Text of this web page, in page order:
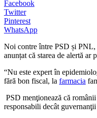
Facebook
Twitter
Pinterest
WhatsApp
Noi contre între PSD și
anunțat că starea de alertă ar
“Nu este expert în
fără bon fiscal, la farmacia
PSD menţionează că
responsabili decât